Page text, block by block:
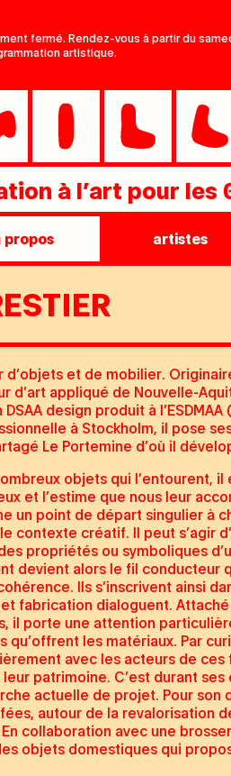
fermé. Rendez-vous à partir du
artistique.
à l’art pour les
propos artistes
et de mobilier.
d’art appliqué de Nouvelle-
design produit à
à Stockholm, il pose
Le Portemine d’où il
objets qui l’entourent, il
et l’estime que nous leur
un point de départ singulier à
contexte créatif. Il peut s’agir
propriétés ou symboliques
devient alors le fil conducteur
Ils s’inscrivent ainsi
fabrication dialoguent.
il porte une attention
qu’offrent les matériaux. Par
avec les acteurs de ces
patrimoine. C’est durant ses
actuelle de projet. Pour son
autour de la revalorisation
collaboration avec une
objets domestiques qui